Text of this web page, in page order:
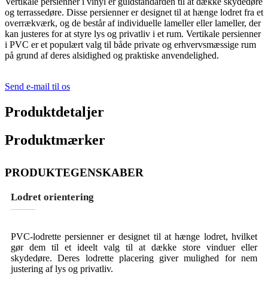
og terrassedøre. Disse persienner er designet til at hænge lodret fra et
overrækværk, og de består af individuelle lameller eller lameller, der
kan justeres for at styre lys og privatliv i et rum. Vertikale persienner
i PVC er et populært valg til både private og erhvervsmæssige rum
på grund af deres alsidighed og praktiske anvendelighed.
Send e-mail til os
Produktdetaljer
Produktmærker
PRODUKTEGENSKABER
Lodret orientering
PVC-lodrette persienner er designet til at hænge lodret, hvilket
gør dem til et ideelt valg til at dække store vinduer eller
skydedøre. Deres lodrette placering giver mulighed for nem
justering af lys og privatliv.